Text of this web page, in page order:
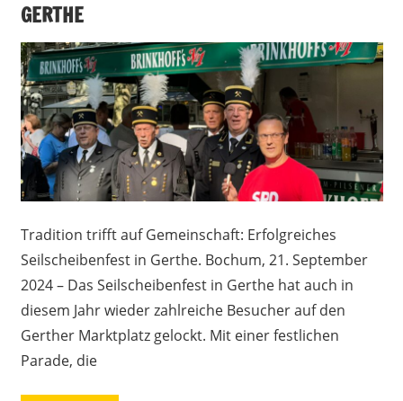
GERTHE
Tradition trifft auf Gemeinschaft: Erfolgreiches
Seilscheibenfest in Gerthe. Bochum, 21. September
2024 – Das Seilscheibenfest in Gerthe hat auch in
diesem Jahr wieder zahlreiche Besucher auf den
Gerther Marktplatz gelockt. Mit einer festlichen
Parade, die